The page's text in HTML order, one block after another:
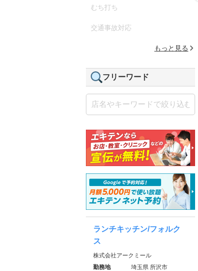
むち打ち
交通事故対応
もっと見る
フリーワード
ランチキッチン/フォルク
ス
株式会社アークミール
勤務地
埼玉県 所沢市